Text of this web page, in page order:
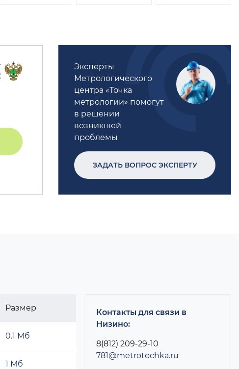
Эксперты
Метрологического
центра «Точка
метрологии» помогут
в решении
возникшей
проблемы
ЗАДАТЬ ВОПРОС ЭКСПЕРТУ
Размер
0.1 Мб
1 Мб
Контакты для связи в
Низино:
8(812) 209-29-10
781@metrotochka.ru